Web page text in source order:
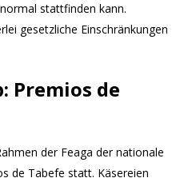
stattfinden kann.
gesetzliche Einschränkungen
Premios de
der Feaga der nationale
de Tabefe statt. Käsereien